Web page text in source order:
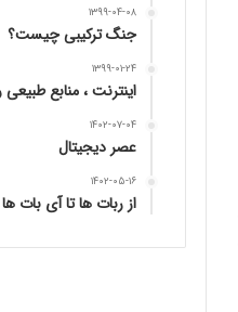
۱۳۹۹-۰۴-۰۸
جنگ ترکیبی چیست؟
۱۳۹۹-۰۱-۲۴
اینترنت ، منابع
۱۴۰۲-۰۷-۰۴
عصر دیجیتال
۱۴۰۲-۰۵-۱۶
از ربات ها تا آی